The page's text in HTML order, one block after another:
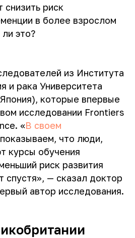
снизить риск
в более взрослом
это?
из Института
и рака Университета
которые впервые
исследовании Frontiers
«В своем
что люди,
курсы обучения
риск развития
спустя», — сказал доктор
автор исследования.